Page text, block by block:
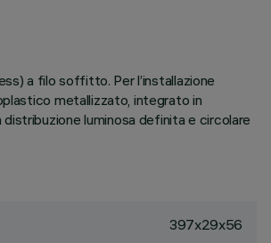
a filo soffitto. Per l’installazione
metallizzato, integrato in
luminosa definita e circolare
397x29x56